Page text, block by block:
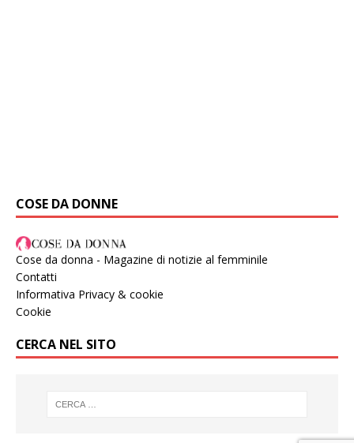
COSE DA DONNE
Cose da donna - Magazine di notizie al femminile
Contatti
Informativa Privacy & cookie
Cookie
CERCA NEL SITO